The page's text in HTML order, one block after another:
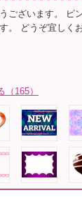
ございます。 ピ
。 どうぞ宜しく
165）